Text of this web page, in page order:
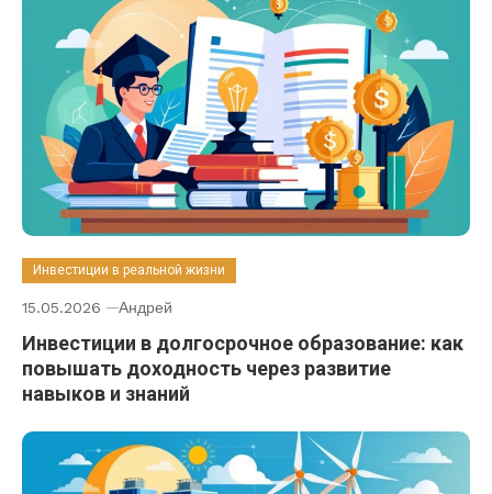
Инвестиции в реальной жизни
15.05.2026 Андрей
Инвестиции в долгосрочное образование: как
повышать доходность через развитие
навыков и знаний